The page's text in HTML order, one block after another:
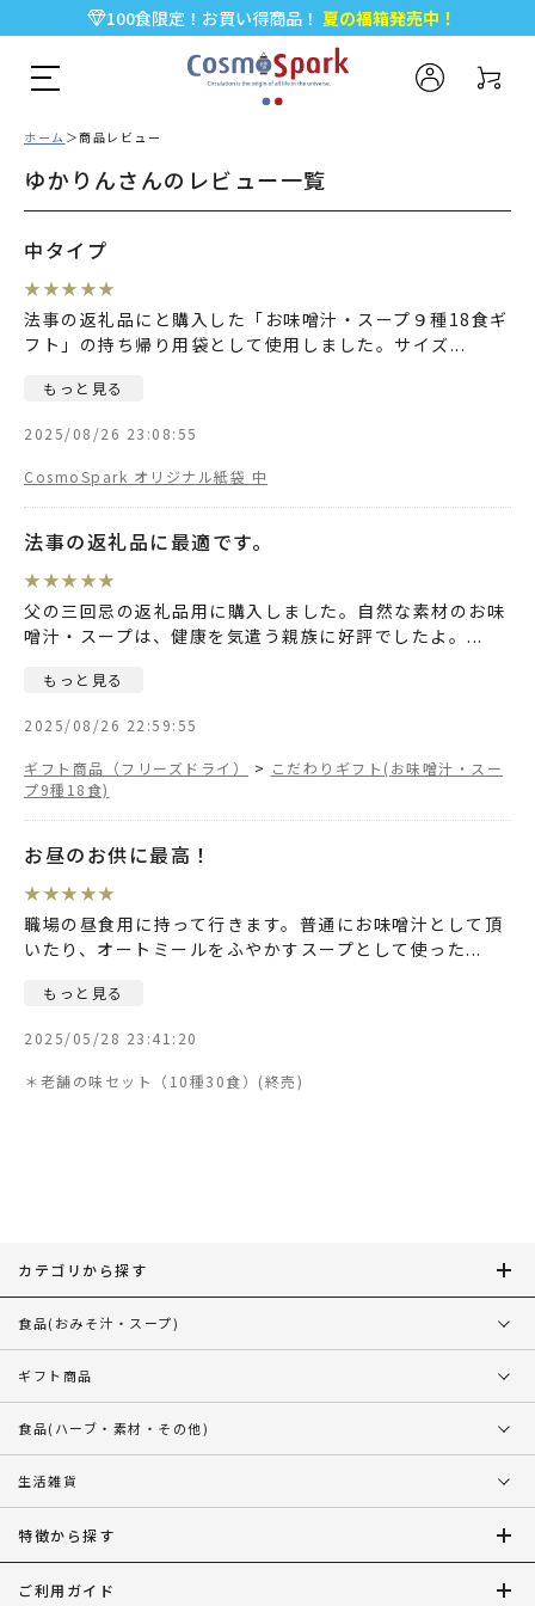
100食限定！お買い得商品！ 夏の福箱発売中！
5,000円以上のお買い物で全国一律送料無料♪
新規会員登録で今すぐ使える500ポイント プレゼント！
ホーム 商品レビュー
ゆかりんさんのレビュー一覧
中タイプ
★ ★★ ★★
法事の返礼品にと購入した「お味噌汁・スープ９種18食ギ
フト」の持ち帰り用袋として使用しました。サイズ...
もっと見る
2025/08/26 23:08:55
CosmoSpark オリジナル紙袋 中
法事の返礼品に最適です。
★ ★★ ★★
父の三回忌の返礼品用に購入しました。自然な素材のお味
噌汁・スープは、健康を気遣う親族に好評でしたよ。 ...
もっと見る
2025/08/26 22:59:55
ギフト商品（フリーズドライ） > こだわりギフト(お味噌汁・スー
プ9種18食)
お昼のお供に最高！
★ ★★ ★★
職場の昼食用に持って行きます。普通にお味噌汁として頂
いたり、オートミールをふやかすスープとして使った...
もっと見る
2025/05/28 23:41:20
＊老舗の味セット（10種30食）
カテゴリから探す
食品(おみそ汁・スープ)
ギフト商品
食品(ハーブ・素材・その他)
生活雑貨
特徴から探す
ご利用ガイド